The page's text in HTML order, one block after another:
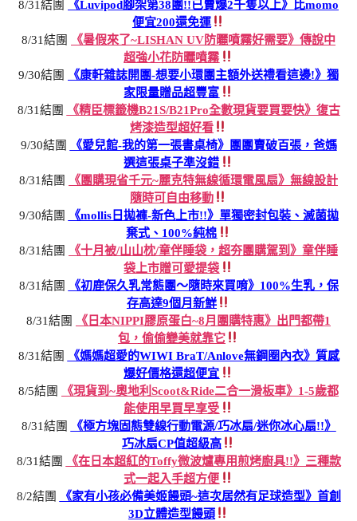
8/31結團
《Luvipod腳架第38團!!已賣爆2千隻以上》比momo
便宜200還免運
8/31結團
《暑假來了~LISHAN UV防曬噴霧好需要》傳說中
超強小花防曬噴霧
9/30結團
《康軒雜誌開團-想要小環團主額外送禮看這邊!》獨
家限量贈品超豐富
8/31結團
《精臣標籤機B21S/B21Pro全數現貨要買要快》復古
烤漆造型超好看
9/30結團
《愛兒館-我的第一張書桌椅》團團賣破百張，爸媽
選這張桌子準沒錯
8/31結團
《團購現省千元~麗克特無線循環電風扇》無線設計
隨時可自由移動
9/30結團
《mollis日拋褲-新色上市!!》單獨密封包裝、滅菌拋
棄式、100%純棉
8/31結團
《十月被/山山枕/童伴睡袋，超夯團購駕到》童伴睡
袋上市贈可愛提袋
8/31結團
《初鹿保久乳常態團～隨時來買唷》100%生乳，保
存高達9個月新鮮
8/31結團
《日本NIPPI膠原蛋白~8月團購特惠》出門都帶1
包，偷偷變美就靠它
8/31結團
《媽媽超愛的WIWI BraT/Anlove無鋼圈內衣》質感
爆好價格還超便宜
8/5結團
《現貨到~奧地利Scoot&Ride二合一滑板車》1-5歲都
能使用早買早享受
8/31結團
《極方塊固態雙線行動電源/巧冰扇/迷你冰心扇!!》
巧冰扇CP值超級高
8/31結團
《在日本超紅的Toffy微波爐專用煎烤廚具!!》三種款
式一起入手超方便
8/2結團
《家有小孩必備美姬饅頭~這次居然有足球造型》首創
3D立體造型饅頭